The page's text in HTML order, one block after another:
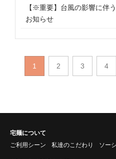
【※重要】台風の影響に伴
お知らせ
1 2 3 4
宅麺について
ご利用シーン
私達のこだわり ソー